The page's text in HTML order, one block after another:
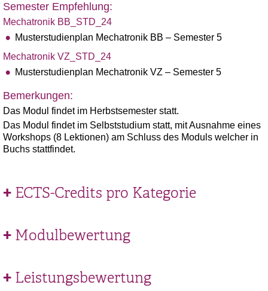
Semester Empfehlung:
Mechatronik BB_STD_24
Musterstudienplan Mechatronik BB – Semester 5
Mechatronik VZ_STD_24
Musterstudienplan Mechatronik VZ – Semester 5
Bemerkungen:
Das Modul findet im Herbstsemester statt.
Das Modul findet im Selbststudium statt, mit Ausnahme eines
Workshops (8 Lektionen) am Schluss des Moduls welcher in
Buchs stattfindet.
ECTS-Credits pro Kategorie
Modulbewertung
Leistungsbewertung